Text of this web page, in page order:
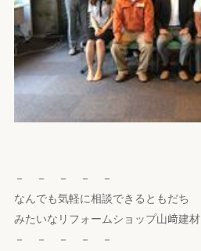
－ － － － －
なんでも気軽に相談できるともだち
みたいなリフォームショップ山﨑建材
－ － － － －